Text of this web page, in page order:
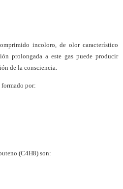
incoloro, de olor característico
prolongada a este gas puede producir
de la consciencia.
formado por:
(C4H8) son: